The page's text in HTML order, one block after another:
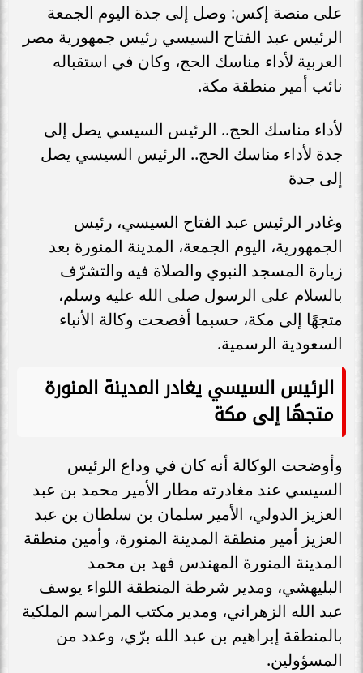
على منصة إكس: وصل إلى جدة اليوم الجمعة
الرئيس عبد الفتاح السيسي رئيس جمهورية مصر
العربية لأداء مناسك الحج، وكان في استقباله
نائب أمير منطقة مكة.
لأداء مناسك الحج.. الرئيس السيسي يصل إلى
جدة لأداء مناسك الحج.. الرئيس السيسي يصل
إلى جدة
وغادر الرئيس عبد الفتاح السيسي، رئيس
الجمهورية، اليوم الجمعة، المدينة المنورة بعد
زيارة المسجد النبوي والصلاة فيه والتشرّف
بالسلام على الرسول صلى الله عليه وسلم،
متجهًا إلى مكة، حسبما أفصحت وكالة الأنباء
السعودية الرسمية.
الرئيس السيسي يغادر المدينة المنورة
متجهًا إلى مكة
وأوضحت الوكالة أنه كان في وداع الرئيس
السيسي عند مغادرته مطار الأمير محمد بن عبد
العزيز الدولي، الأمير سلمان بن سلطان بن عبد
العزيز أمير منطقة المدينة المنورة، وأمين منطقة
المدينة المنورة المهندس فهد بن محمد
البليهشي، ومدير شرطة المنطقة اللواء يوسف
عبد الله الزهراني، ومدير مكتب المراسم الملكية
بالمنطقة إبراهيم بن عبد الله برّي، وعدد من
المسؤولين.